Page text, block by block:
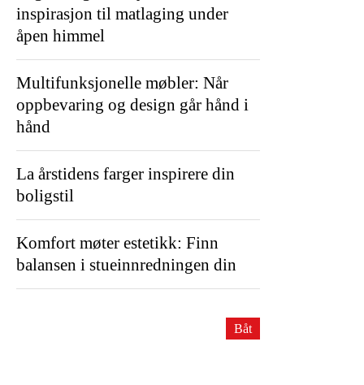
inspirasjon til matlaging under
åpen himmel
Multifunksjonelle møbler: Når
oppbevaring og design går hånd i
hånd
La årstidens farger inspirere din
boligstil
Komfort møter estetikk: Finn
balansen i stueinnredningen din
Båt